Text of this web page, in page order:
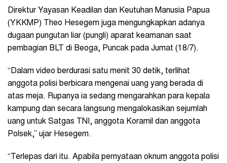
Direktur Yayasan Keadilan dan Keutuhan Manusia Papua
(YKKMP) Theo Hesegem juga mengungkapkan adanya
dugaan pungutan liar (pungli) aparat keamanan saat
pembagian BLT di Beoga, Puncak pada Jumat (18/7).
“Dalam video berdurasi satu menit 30 detik, terlihat
anggota polisi berbicara mengenai uang yang berada di
atas meja. Rupanya ia sedang mengarahkan para kepala
kampung dan secara langsung mengalokasikan sejumlah
uang untuk Satgas TNI, anggota Koramil dan anggota
Polsek,” ujar Hesegem.
“Terlepas dari itu. Apabila pernyataan oknum anggota polisi